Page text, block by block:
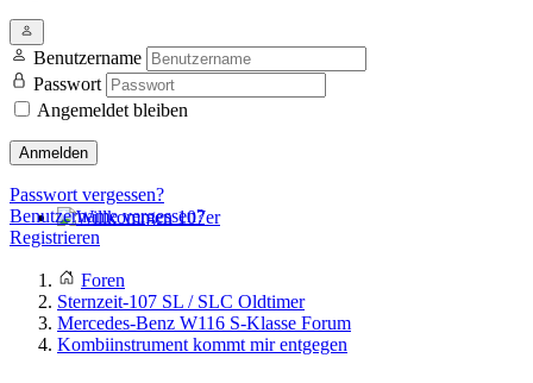
Willkommen 107er
Benutzername
Passwort
Angemeldet bleiben
Anmelden
Passwort vergessen?
Benutzername vergessen?
Registrieren
Foren
Sternzeit-107 SL / SLC Oldtimer
Mercedes-Benz W116 S-Klasse Forum
Kombiinstrument kommt mir entgegen